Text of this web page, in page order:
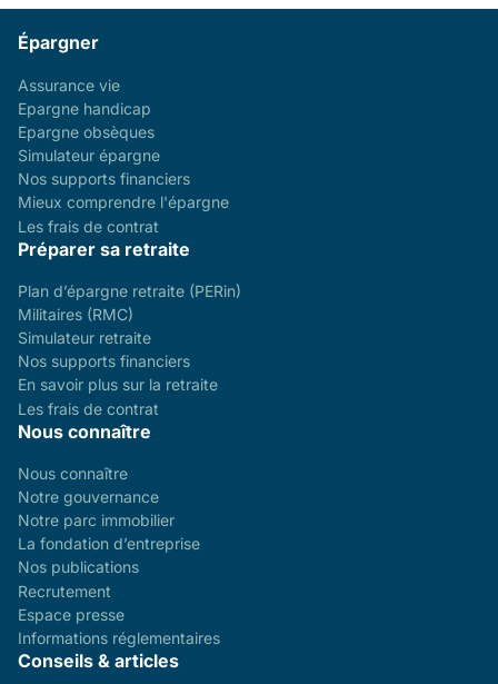
Épargner
Assurance vie
Epargne handicap
Epargne obsèques
Simulateur épargne
Nos supports financiers
Mieux comprendre l'épargne
Les frais de contrat
Préparer sa retraite
Plan d’épargne retraite (PERin)
Militaires (RMC)
Simulateur retraite
Nos supports financiers
En savoir plus sur la retraite
Les frais de contrat
Nous connaître
Nous connaître
Notre gouvernance
Notre parc immobilier
La fondation d’entreprise
Nos publications
Recrutement
Espace presse
Informations réglementaires
Conseils & articles